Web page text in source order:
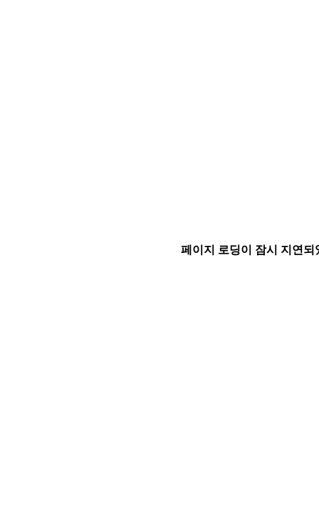
페이지 로딩이 잠시 지연